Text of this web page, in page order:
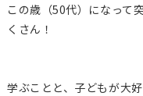
この歳（50代）になって
くさん！
学ぶことと、子どもが大